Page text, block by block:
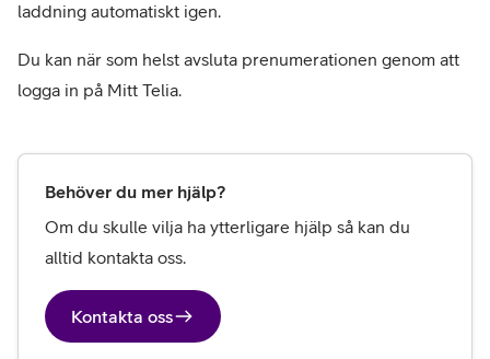
laddning automatiskt igen.
Du kan när som helst avsluta prenumerationen genom att
logga in på Mitt Telia.
Behöver du mer hjälp?
Om du skulle vilja ha ytterligare hjälp så kan du
alltid kontakta oss.
Kontakta oss